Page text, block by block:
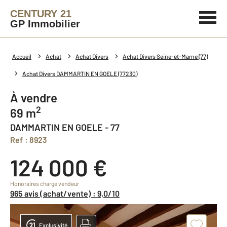
CENTURY 21
GP Immobilier
Accueil Achat Achat Divers Achat Divers Seine-et-Marne (77)
Achat Divers DAMMARTIN EN GOELE (77230)
à vendre
69 m2
DAMMARTIN EN GOELE - 77
Ref : 8923
124 000 €
Honoraires charge vendeur
965 avis (achat/vente) : 9,0/10
Exclusivité